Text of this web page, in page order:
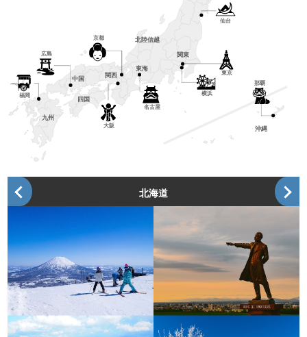
関東
北陸信越
東海
関西
中国
四国
九州
沖縄
仙台
東京
横浜
名古屋
京都
大阪
広島
福岡
那覇
北海道